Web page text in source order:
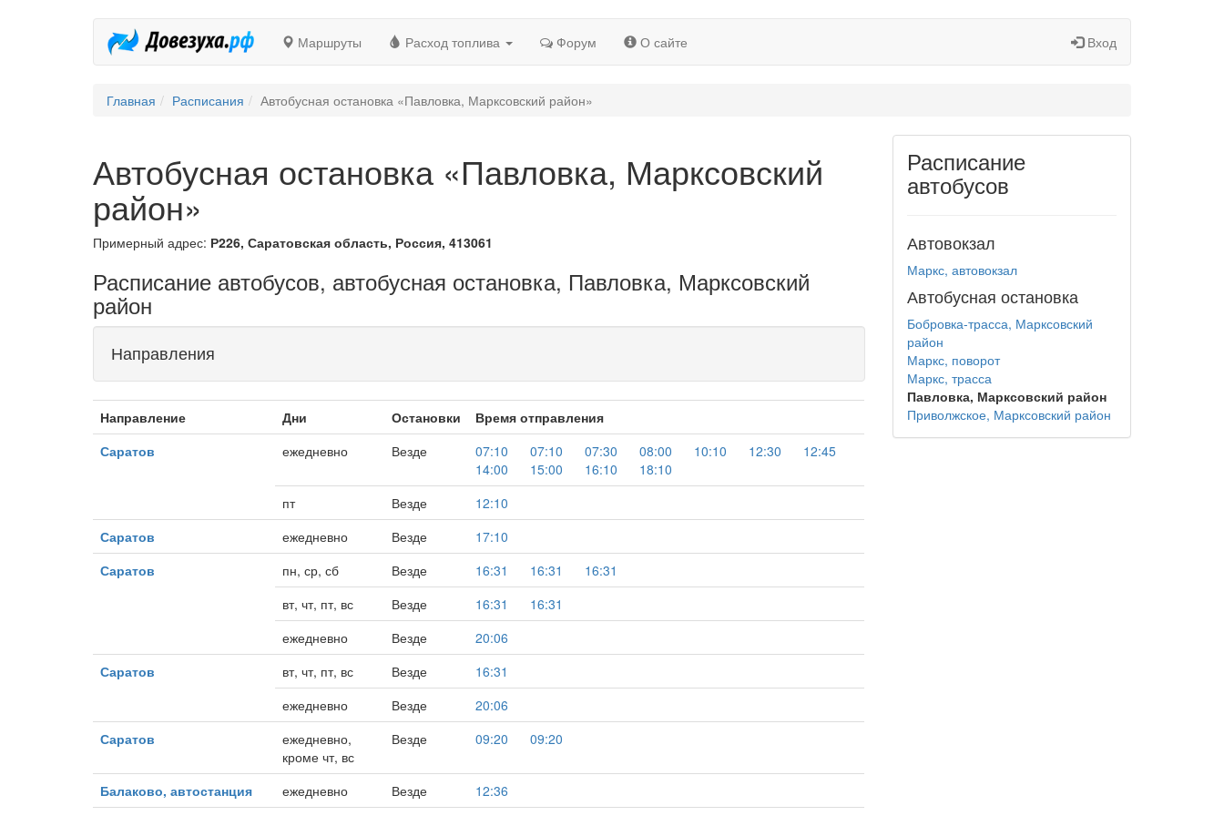
Маршруты Расход топлива Форум О сайте Вход
Главная Расписания Автобусная остановка «Павловка, Марксовский район»
Автобусная остановка «Павловка, Марксовский
район»
Примерный адрес: Р226, Саратовская область, Россия, 413061
Расписание автобусов, автобусная остановка, Павловка, Марксовский
район
Направления
Направление Дни Остановки
Время отправления
Саратов
ежедневно Везде 07:10 07:10 07:30 08:00 10:10 12:30
12:45
14:00
15:00 16:10
18:10
пт
Везде
12:10
Саратов
ежедневно Везде
17:10
Саратов
пн, ср, сб Везде 16:31 16:31
16:31
вт, чт, пт, вс
Везде 16:31
16:31
ежедневно
Везде
20:06
Саратов
вт, чт, пт, вс Везде
16:31
ежедневно
Везде
20:06
Саратов
ежедневно,
кроме чт, вс
Везде 09:20 09:20
Балаково, автостанция ежедневно Везде
12:36
Расписание
автобусов
Автовокзал
Маркс, автовокзал
Автобусная остановка
Бобровка-трасса, Марксовский
район
Маркс, поворот
Маркс, трасса
Павловка, Марксовский район
Приволжское, Марксовский район